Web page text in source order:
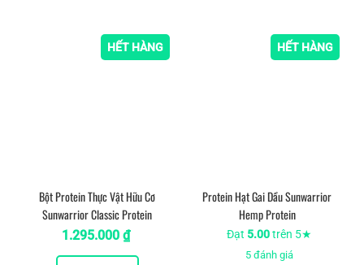
HẾT HÀNG
Bột Protein Thực Vật Hữu Cơ
Sunwarrior Classic Protein
1.295.000 ₫
HẾT HÀNG
Protein Hạt Gai Dầu Sunwarrior
Hemp Protein
Đạt 5.00trên 5★
5đánh giá